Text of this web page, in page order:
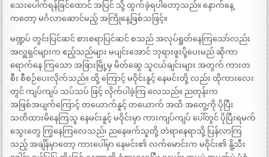
သေးပေါက်ရန်ခြင်ထောင် အပြင် သို့ ထွက်ခဲ့ရပါတော့သည်။ နောက်နေ့
ကတော့ မင်္ဂလာဆောင်မည့် အကြိုနေ့ဖြစ်သဖြင့်။
မဏ္ဍပ် တွင်းပြင်ဆင် စားစရာပြင်ဆင် စသည် အလုပ်ရှုတ်နေကြသော်လည်း
အလှူရှင်များက ဧည့်သည်များ မပျင်းအောင် ဘုရားဖူးပို့ပေးမည် ဆိုကာ
ရောက်နေ ကြသော အခြားမြို့မှ မိတ်ဆွေ သူငယ်ချင်းများ အတွက် ကားတ
စီး စီစဉ်ပေးလိုက်သည်။ ထို့ ကြောင့် မဝိုင်းနူင့် နေမင်းတို့ လည်း ထိုကားလေး
တွင် ကျပ်ကျပ် သပ်သပ် ဖြင့် လိုက်ပါခဲ့ကြ လေသည်။ ညတုန်းက
အဖြစ်အပျက်ကြောင့် တယောက်နူင့် တယောက် အထိ အတွေ့ကို ပိုပြီး
သတိထားမိနေကြသူ နေမင်းနူင့် မဝိုင်းမှာ ကားကျပ်ကျပ် ပေါ်တွင် ပိုပြီးရမက်
သွေးတွေ ကြွနေကြလေသည်၊ ညနေဖက်သူတို့ တဲရာနေရာသို့ ပြန်လာကြ
သည့် အချိန်မှာတော့ ကားပေါ်မှာ နေမင်း၏ လက်မောင်းက မဝိုင်း၏ နိူ့သီး